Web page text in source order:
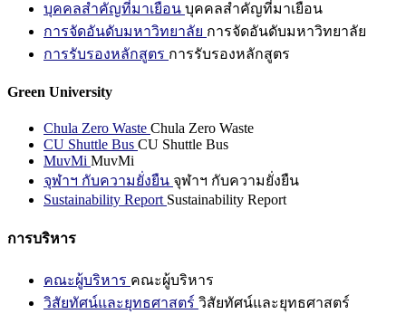
บุคคลสำคัญที่มาเยือน บุคคลสำคัญที่มาเยือน
การจัดอันดับมหาวิทยาลัย การจัดอันดับมหาวิทยาลัย
การรับรองหลักสูตร การรับรองหลักสูตร
Green University
Chula Zero Waste Chula Zero Waste
CU Shuttle Bus CU Shuttle Bus
MuvMi MuvMi
จุฬาฯ กับความยั่งยืน จุฬาฯ กับความยั่งยืน
Sustainability Report Sustainability Report
การบริหาร
คณะผู้บริหาร คณะผู้บริหาร
วิสัยทัศน์และยุทธศาสตร์ วิสัยทัศน์และยุทธศาสตร์